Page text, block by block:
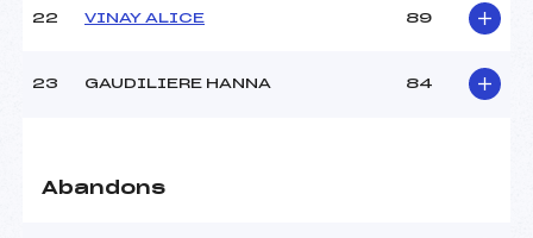
22 VINAY ALICE 89
23 GAUDILIERE HANNA 84
Abandons